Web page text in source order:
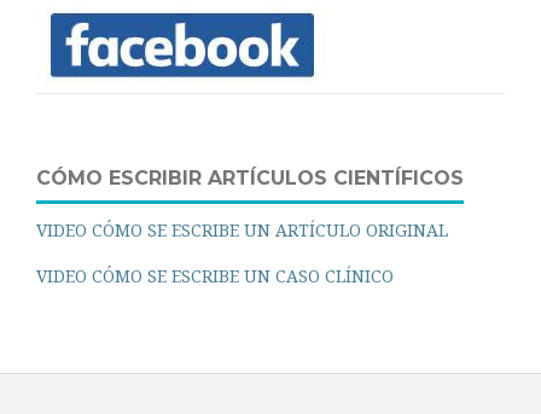
CÓMO ESCRIBIR ARTÍCULOS CIENTÍFICOS
VIDEO CÓMO SE ESCRIBE UN ARTÍCULO ORIGINAL
VIDEO CÓMO SE ESCRIBE UN CASO CLÍNICO